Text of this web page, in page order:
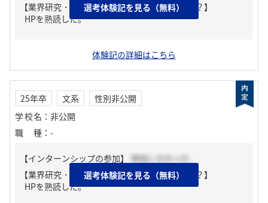
【業界研究・企業研究はどんな風にしましたか？】
HPを熟読した。
選考体験記を見る（無料）
体験記の詳細はこちら
25年卒 文系
性別非公開
学校名 ： 非公開
職種 ： -
【インターンシップの参加】
参加しなかった
【業界研究・企業研究はどんな風にしましたか？】
HPを熟読した。
選考体験記を見る（無料）